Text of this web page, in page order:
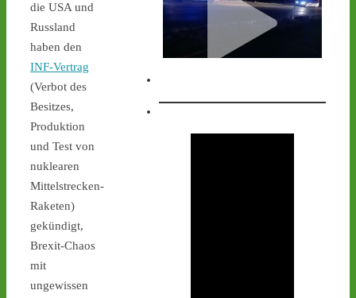
die USA und
Russland
haben den
INF-Vertrag
(Verbot des
Besitzes,
Produktion
und Test von
nuklearen
Mittelstrecken-
Raketen)
gekündigt,
Brexit-Chaos
mit
ungewissen